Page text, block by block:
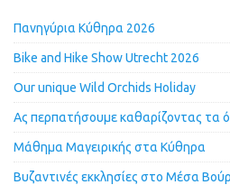
Πανηγύρια Κύθηρα 2026
Bike and Hike Show Utrecht 2026
Our unique Wild Orchids Holiday
Ας περπατήσουμε καθαρίζοντας τα
Μάθημα Μαγειρικής στα Κύθηρα
Βυζαντινές εκκλησίες στο Μέσα